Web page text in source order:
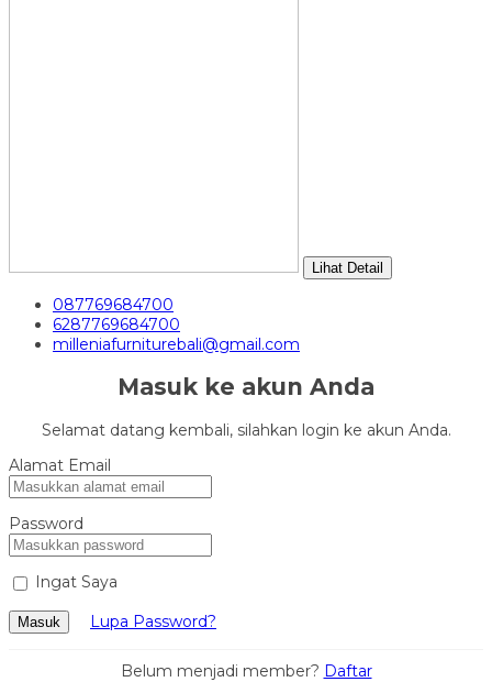
Lihat Detail
087769684700
6287769684700
milleniafurniturebali@gmail.com
Masuk ke akun Anda
Selamat datang kembali, silahkan login ke akun Anda.
Alamat Email
Password
Ingat Saya
Masuk Lupa Password?
Belum menjadi member? Daftar